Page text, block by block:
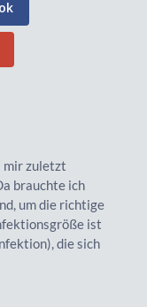
mir zuletzt
brauchte ich
um die richtige
ist
die sich